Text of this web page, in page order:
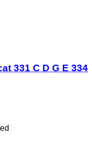
331 C D G E 334